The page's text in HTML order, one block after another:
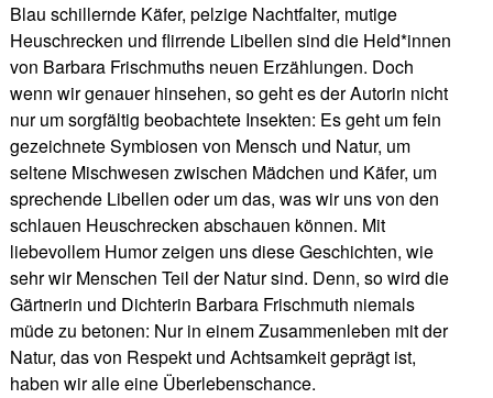
Blau schillernde Käfer, pelzige Nachtfalter, mutige
Heuschrecken und flirrende Libellen sind die Held*innen
von Barbara Frischmuths neuen Erzählungen. Doch
wenn wir genauer hinsehen, so geht es der Autorin nicht
nur um sorgfältig beobachtete Insekten: Es geht um fein
gezeichnete Symbiosen von Mensch und Natur, um
seltene Mischwesen zwischen Mädchen und Käfer, um
sprechende Libellen oder um das, was wir uns von den
schlauen Heuschrecken abschauen können. Mit
liebevollem Humor zeigen uns diese Geschichten, wie
sehr wir Menschen Teil der Natur sind. Denn, so wird die
Gärtnerin und Dichterin Barbara Frischmuth niemals
müde zu betonen: Nur in einem Zusammenleben mit der
Natur, das von Respekt und Achtsamkeit geprägt ist,
haben wir alle eine Überlebenschance.